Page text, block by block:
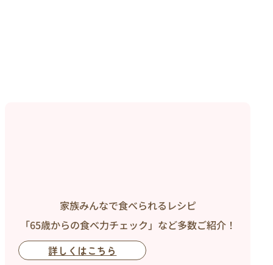
家族みんなで食べられるレシピ
「65歳からの食べ力チェック」など多数ご紹介！
詳しくはこちら